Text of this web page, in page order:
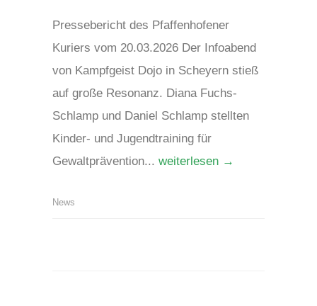
Pressebericht des Pfaffenhofener
Kuriers vom 20.03.2026 Der Infoabend
von Kampfgeist Dojo in Scheyern stieß
auf große Resonanz. Diana Fuchs-
Schlamp und Daniel Schlamp stellten
Kinder- und Jugendtraining für
Gewaltprävention... weiterlesen →
News